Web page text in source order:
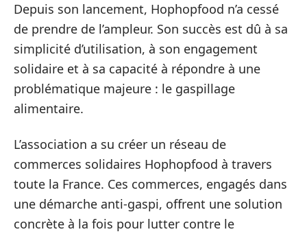
Depuis son lancement, Hophopfood n’a cessé
de prendre de l’ampleur. Son succès est dû à sa
simplicité d’utilisation, à son engagement
solidaire et à sa capacité à répondre à une
problématique majeure : le gaspillage
alimentaire.
L’association a su créer un réseau de
commerces solidaires Hophopfood à travers
toute la France. Ces commerces, engagés dans
une démarche anti-gaspi, offrent une solution
concrète à la fois pour lutter contre le